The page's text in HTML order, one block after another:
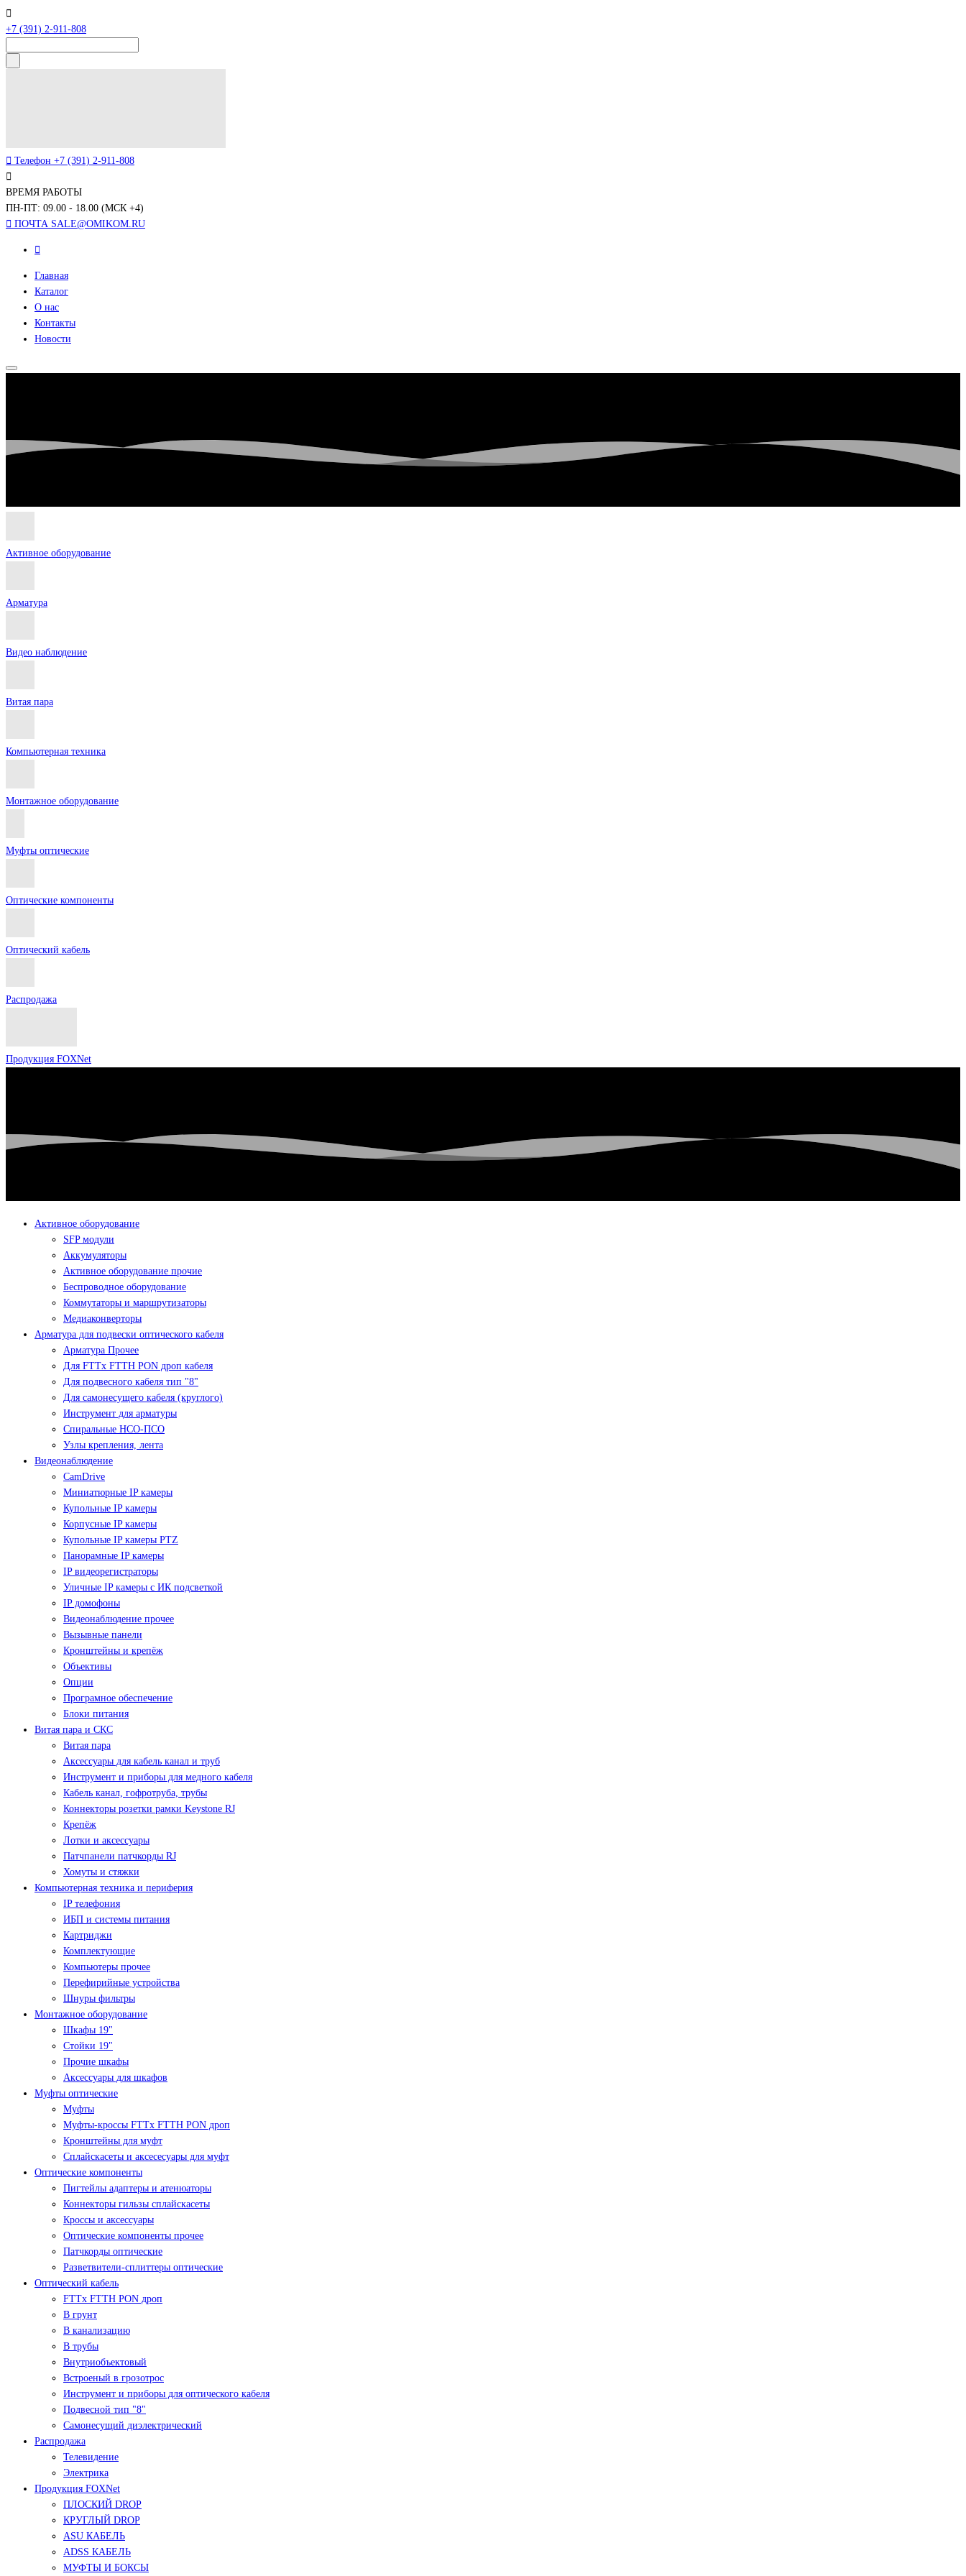
+7 (391) 2-911-808
Телефон +7 (391) 2-911-808
ВРЕМЯ РАБОТЫ
ПН-ПТ: 09.00 - 18.00 (МСК +4)
ПОЧТА SALE@OMIKOM.RU
Главная
Каталог
О нас
Контакты
Новости
Активное оборудование
Арматура
Видео наблюдение
Витая пара
Компьютерная техника
Монтажное оборудование
Муфты оптические
Оптические компоненты
Оптический кабель
Распродажа
Продукция FOXNet
Активное оборудование
SFP модули
Аккумуляторы
Активное оборудование прочие
Беспроводное оборудование
Коммутаторы и маршрутизаторы
Медиаконверторы
Арматура для подвески оптического кабеля
Арматура Прочее
Для FTTx FTTH PON дроп кабеля
Для подвесного кабеля тип "8"
Для самонесущего кабеля (круглого)
Инструмент для арматуры
Спиральные НСО-ПСО
Узлы крепления, лента
Видеонаблюдение
CamDrive
Миниатюрные IP камеры
Купольные IP камеры
Корпусные IP камеры
Купольные IP камеры PTZ
Панорамные IP камеры
IP видеорегистраторы
Уличные IP камеры с ИК подсветкой
IP домофоны
Видеонаблюдение прочее
Вызывные панели
Кронштейны и крепёж
Объективы
Опции
Програмное обеспечение
Блоки питания
Витая пара и СКС
Витая пара
Аксессуары для кабель канал и труб
Инструмент и приборы для медного кабеля
Кабель канал, гофротруба, трубы
Коннекторы розетки рамки Keystone RJ
Крепёж
Лотки и аксессуары
Патчпанели патчкорды RJ
Хомуты и стяжки
Компьютерная техника и периферия
IP телефония
ИБП и системы питания
Картриджи
Комплектующие
Компьютеры прочее
Перефирийные устройства
Шнуры фильтры
Монтажное оборудование
Шкафы 19"
Стойки 19"
Прочие шкафы
Аксессуары для шкафов
Муфты оптические
Муфты
Муфты-кроссы FTTx FTTH PON дроп
Кронштейны для муфт
Сплайскасеты и аксесесуары для муфт
Оптические компоненты
Пигтейлы адаптеры и атенюаторы
Коннекторы гильзы сплайскасеты
Кроссы и аксессуары
Оптические компоненты прочее
Патчкорды оптические
Разветвители-сплиттеры оптические
Оптический кабель
FTTx FTTH PON дроп
В грунт
В канализацию
В трубы
Внутриобъектовый
Встроеный в грозотрос
Инструмент и приборы для оптического кабеля
Подвесной тип "8"
Самонесущий диэлектрический
Распродажа
Телевидение
Электрика
Продукция FOXNet
ПЛОСКИЙ DROP
КРУГЛЫЙ DROP
ASU КАБЕЛЬ
ADSS КАБЕЛЬ
МУФТЫ И БОКСЫ